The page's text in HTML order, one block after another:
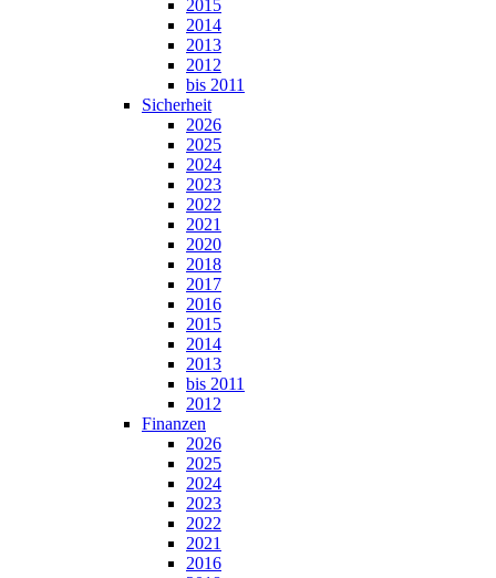
2015
2014
2013
2012
bis 2011
Sicherheit
2026
2025
2024
2023
2022
2021
2020
2018
2017
2016
2015
2014
2013
bis 2011
2012
Finanzen
2026
2025
2024
2023
2022
2021
2016